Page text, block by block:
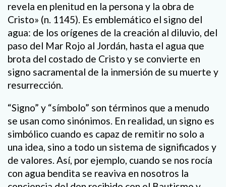
revela en plenitud en la persona y la obra de
Cristo» (n. 1145). Es emblemático el signo del
agua: de los orígenes de la creación al diluvio, del
paso del Mar Rojo al Jordán, hasta el agua que
brota del costado de Cristo y se convierte en
signo sacramental de la inmersión de su muerte y
resurrección.
“Signo” y “símbolo” son términos que a menudo
se usan como sinónimos. En realidad, un signo es
simbólico cuando es capaz de remitir no solo a
una idea, sino a todo un sistema de significados y
de valores. Así, por ejemplo, cuando se nos rocía
con agua bendita se reaviva en nosotros la